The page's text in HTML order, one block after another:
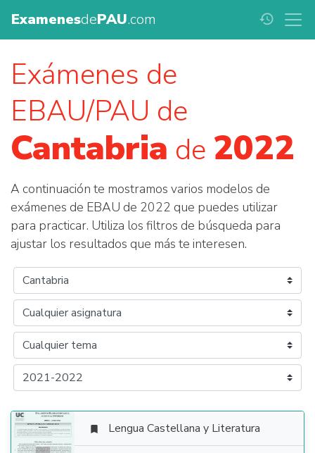
ExamenesdePAU.com history
Exámenes de
EBAU/PAU de
Cantabria de 2022
A continuación te mostramos varios modelos de
exámenes de EBAU de 2022 que puedes utilizar
para practicar. Utiliza los filtros de búsqueda para
ajustar los resultados que más te interesen.
 Lengua Castellana y Literatura